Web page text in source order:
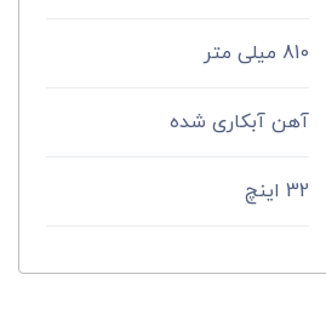
810 میلی متر
آهن آبکاری شده
32 اینچ